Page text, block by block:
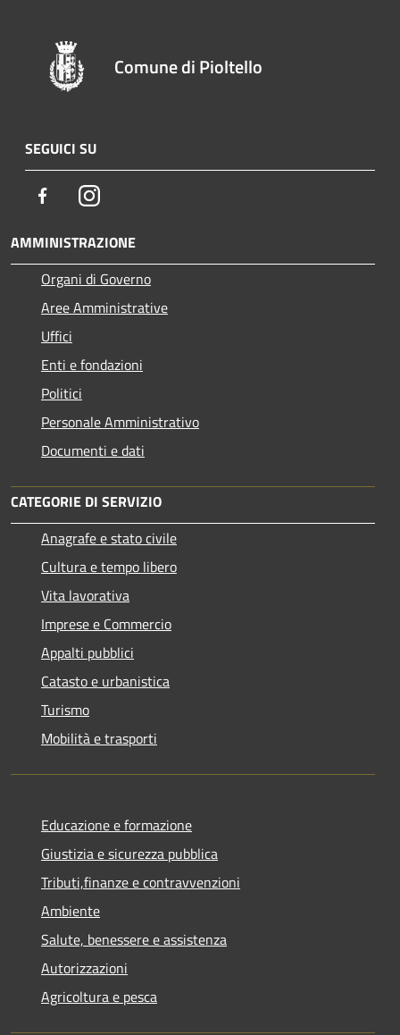
Comune di Pioltello
SEGUICI SU
FacebookInstagram
AMMINISTRAZIONE
Organi di Governo
Aree Amministrative
Uffici
Enti e fondazioni
Politici
Personale Amministrativo
Documenti e dati
CATEGORIE DI SERVIZIO
Anagrafe e stato civile
Cultura e tempo libero
Vita lavorativa
Imprese e Commercio
Appalti pubblici
Catasto e urbanistica
Turismo
Mobilità e trasporti
Educazione e formazione
Giustizia e sicurezza pubblica
Tributi,finanze e contravvenzioni
Ambiente
Salute, benessere e assistenza
Autorizzazioni
Agricoltura e pesca